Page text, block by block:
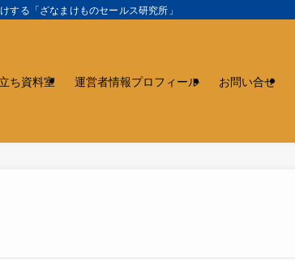
する「ざなまけものセールス研究所」
ち資料室 運営者情報プロフィール お問い合せ